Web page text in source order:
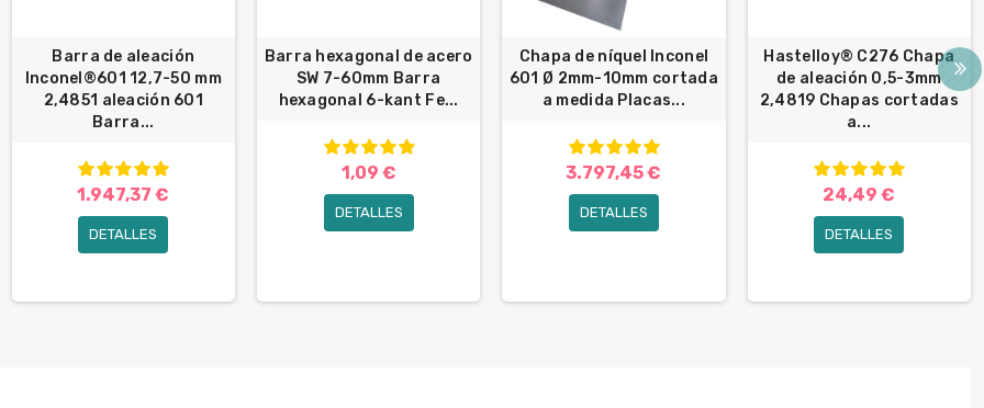
Barra de aleación
Inconel®601 12,7-50 mm
2,4851 aleación 601
Barra...
1.947,37 €
DETALLES
Barra hexagonal de acero
SW 7-60mm Barra
hexagonal 6-kant Fe...
1,09 €
DETALLES
Chapa de níquel Inconel
601 Ø 2mm-10mm cortada
a medida Placas...
3.797,45 €
DETALLES
Hastelloy® C276 Chapa
de aleación 0,5-3mm
2,4819 Chapas cortadas
a...
24,49 €
DETALLES